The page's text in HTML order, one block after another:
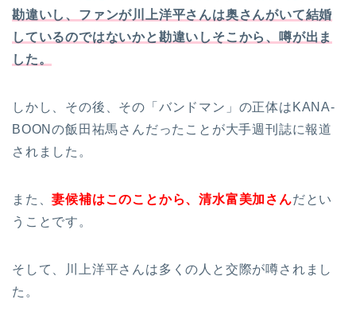
勘違いし、ファンが川上洋平さんは奥さんがいて結婚
しているのではないかと勘違いしそこから、噂が出ま
した。
しかし、その後、その「バンドマン」の正体はKANA-
BOONの飯田祐馬さんだったことが大手週刊誌に報道
されました。
また、妻候補はこのことから、清水富美加さんだとい
うことです。
そして、川上洋平さんは多くの人と交際が噂されまし
た。